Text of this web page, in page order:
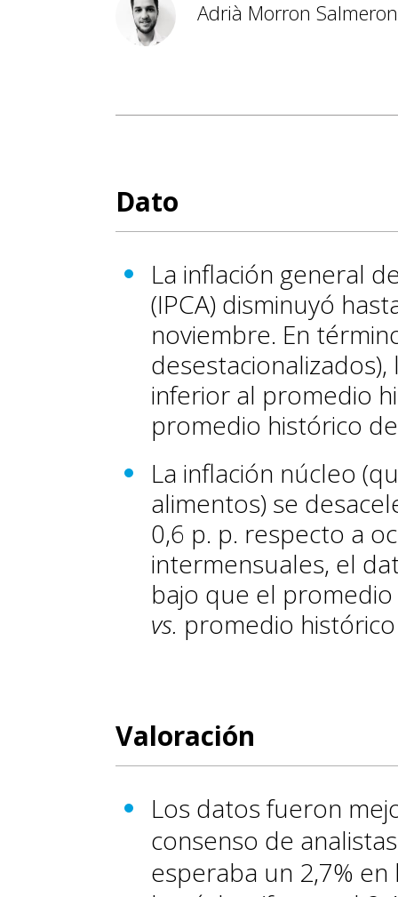
Adrià Morron Salmeron
Dato
La inflación general
(IPCA) disminuyó
noviembre. En
inferior al promedio
promedio histórico
La inflación núcleo
alimentos) se
0,6 p. p. respecto a
intermensuales, el
bajo que el
vs. promedio histórico
Valoración
Los datos fueron
consenso de
esperaba un 2,7%